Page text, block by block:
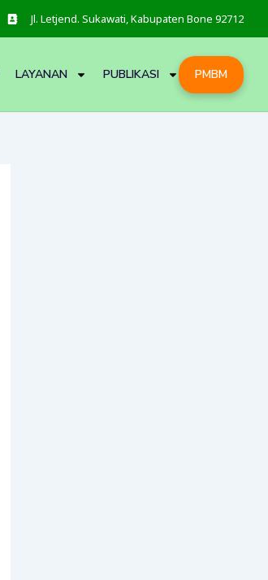
Jl. Letjend. Sukawati, Kabupaten Bone 92712
LAYANAN PUBLIKASI PMBM